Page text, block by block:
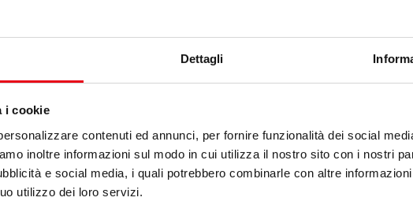
Dettagli
i cookie
contenuti ed annunci, per fornire funzionalità dei social
inoltre informazioni sul modo in cui utilizza il nostro sito con i nostri
e social media, i quali potrebbero combinarle con altre
utilizzo dei loro servizi.
Cartellone 26/27
Cartellone 24/25
Laboratori 2024/25
Spazi e servizi
Biglietteria